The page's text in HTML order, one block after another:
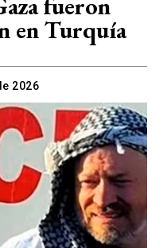
en Turquía
2026